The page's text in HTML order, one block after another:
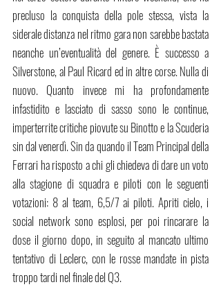
precluso la conquista della pole stessa, vista la
siderale distanza nel ritmo gara non sarebbe bastata
neanche un’eventualità del genere. È successo a
Silverstone, al Paul Ricard ed in altre corse. Nulla di
nuovo. Quanto invece mi ha profondamente
infastidito e lasciato di sasso sono le continue,
imperterrite critiche piovute su Binotto e la Scuderia
sin dal venerdì. Sin da quando il Team Principal della
Ferrari ha risposto a chi gli chiedeva di dare un voto
alla stagione di squadra e piloti con le seguenti
votazioni: 8 al team, 6,5/7 ai piloti. Apriti cielo, i
social network sono esplosi, per poi rincarare la
dose il giorno dopo, in seguito al mancato ultimo
tentativo di Leclerc, con le rosse mandate in pista
troppo tardi nel finale del Q3.